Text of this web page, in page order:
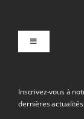
Toggle
Inscrivez-vous à
dernières